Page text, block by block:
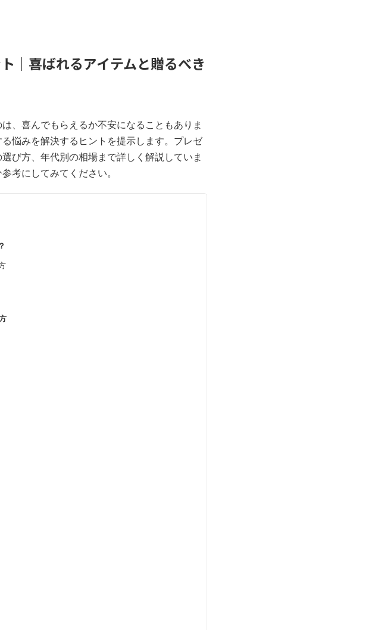
｜喜ばれるアイテムと贈るべき
、喜んでもらえるか不安になることもありま
悩みを解決するヒントを提示します。プレゼ
び方、年代別の相場まで詳しく解説していま
考にしてみてください。